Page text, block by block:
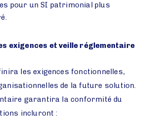
pour un SI patrimonial plus
exigences et veille réglementaire
les exigences fonctionnelles,
de la future solution.
garantira la conformité du
incluront :